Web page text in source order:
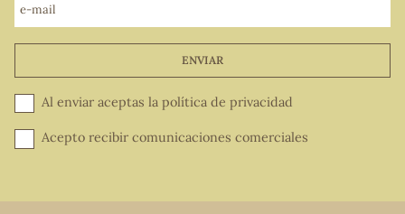
e-mail
ENVIAR
Al enviar aceptas la política de privacidad
Acepto recibir comunicaciones comerciales